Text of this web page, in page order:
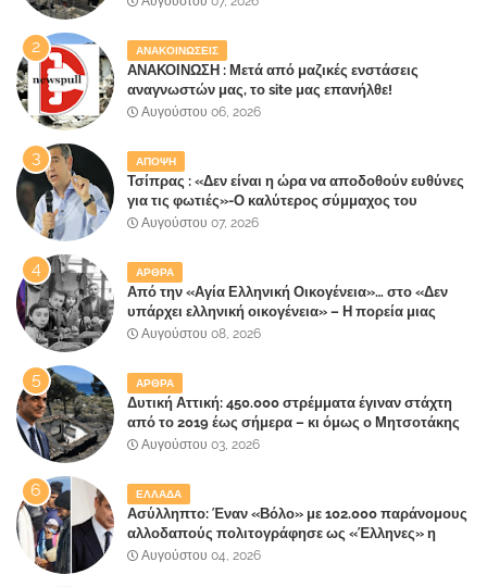
ΑΝΑΚΟΙΝΩΣΕΙΣ
ΑΝΑΚΟΙΝΩΣΗ : Μετά από μαζικές ενστάσεις
αναγνωστών μας, το site μας επανήλθε!
Αυγούστου 06, 2026
ΑΠΟΨΗ
Τσίπρας : «Δεν είναι η ώρα να αποδοθούν ευθύνες
για τις φωτιές»-Ο καλύτερος σύμμαχος του
Μητσοτάκη
Αυγούστου 07, 2026
ΑΡΘΡΑ
Από την «Αγία Ελληνική Οικογένεια»… στο «Δεν
υπάρχει ελληνική οικογένεια» – Η πορεία μιας
κοινωνίας που κινδυνεύει να ξεχάσει ποια είναι
Αυγούστου 08, 2026
ΑΡΘΡΑ
Δυτική Αττική: 450.000 στρέμματα έγιναν στάχτη
από το 2019 έως σήμερα – κι όμως ο Μητσοτάκης
έλαβε 40% και 45% στις εκλογές του 2023,ενώ 50%
Αυγούστου 03, 2026
ΕΛΛΑΔΑ
Ασύλληπτο: Έναν «Βόλο» με 102.000 παράνομους
αλλοδαπούς πολιτογράφησε ως «Έλληνες» η
κυβέρνηση!
Αυγούστου 04, 2026